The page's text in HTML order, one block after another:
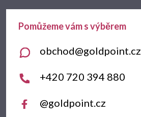
a
obchod@goldpoint.cz
+420 720 394 880
@goldpoint.cz